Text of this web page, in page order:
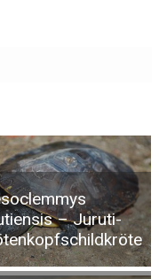
– Juruti-